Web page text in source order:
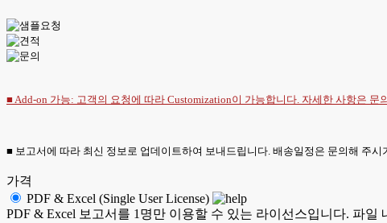
■ Add-on 가능: 고객의 요청에 따라 Customization이 가능합니다. 자세한 사항은 문
■ 보고서에 따라 최신 정보로 업데이트하여 보내드립니다. 배송일정은 문의해 주시
가격
PDF & Excel (Single User License)
PDF & Excel 보고서를 1명만 이용할 수 있는 라이선스입니다. 파